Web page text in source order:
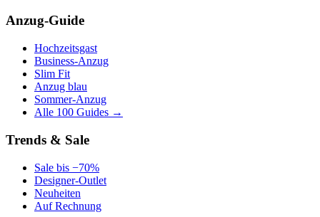
Anzug-Guide
Hochzeitsgast
Business-Anzug
Slim Fit
Anzug blau
Sommer-Anzug
Alle 100 Guides →
Trends & Sale
Sale bis −70%
Designer-Outlet
Neuheiten
Auf Rechnung